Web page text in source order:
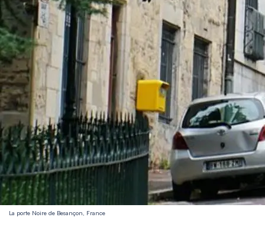
La porte Noire de Besançon, France